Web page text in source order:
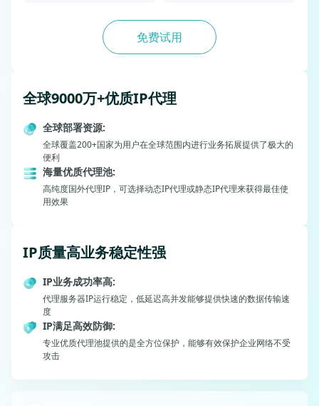
免费试用
全球9000万+优质IP代理
全球部署资源:
全球覆盖200+国家为用户在全球范围内进行业务拓展提供了极大的
便利
海量优质代理池:
高纯度国外代理IP，可选择动态IP代理或静态IP代理来获得最佳使
用效果
IP质量高业务稳定性强
IP业务成功率高:
代理服务器IP运行稳定，低延迟高并发能够提供快速的数据传输速
度
IP满足高效防御:
专业优质代理池提供的是全方位保护，能够有效保护企业网络不受
攻击